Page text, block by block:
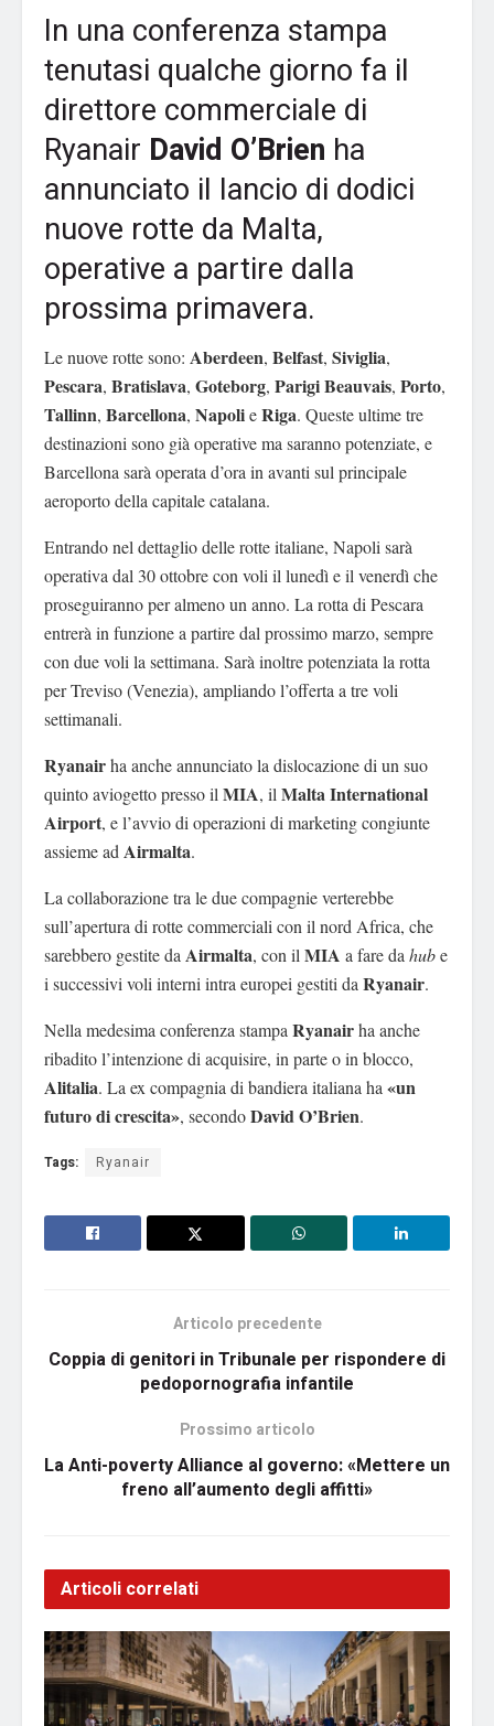
In una conferenza stampa
tenutasi qualche giorno fa il
direttore commerciale di
Ryanair David O’Brien ha
annunciato il lancio di dodici
nuove rotte da Malta,
operative a partire dalla
prossima primavera.
Le nuove rotte sono: Aberdeen, Belfast, Siviglia,
Pescara, Bratislava, Goteborg, Parigi Beauvais, Porto,
Tallinn, Barcellona, NapolieRiga. Queste ultime tre
destinazioni sono già operative ma saranno potenziate, e
Barcellona sarà operata d’ora in avanti sul principale
aeroporto della capitale catalana.
Entrando nel dettaglio delle rotte italiane, Napoli sarà
operativa dal 30 ottobre con voli il lunedì e il venerdì che
proseguiranno per almeno un anno. La rotta di Pescara
entrerà in funzione a partire dal prossimo marzo, sempre
con due voli la settimana. Sarà inoltre potenziata la rotta
per Treviso (Venezia), ampliando l’offerta a tre voli
settimanali.
Ryanairha anche annunciato la dislocazione di un suo
quinto aviogetto presso ilMIA, ilMalta International
Airport, e l’avvio di operazioni di marketing congiunte
assieme adAirmalta.
La collaborazione tra le due compagnie verterebbe
sull’apertura di rotte commerciali con il nord Africa, che
sarebbero gestite daAirmalta, con ilMIA a fare dahube
i successivi voli interni intra europei gestiti daRyanair.
Nella medesima conferenza stampaRyanairha anche
ribadito l’intenzione di acquisire, in parte o in blocco,
Alitalia. La ex compagnia di bandiera italiana ha«un
futuro di crescita», secondoDavid O’Brien.
Tags: Ryanair
Articolo precedente
Coppia di genitori in Tribunale per rispondere di
pedopornografia infantile
Prossimo articolo
La Anti-poverty Alliance al governo: «Mettere un
freno all’aumento degli affitti»
Articoli correlati